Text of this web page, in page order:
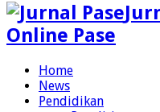
Online Pase
Home
News
Pendidikan